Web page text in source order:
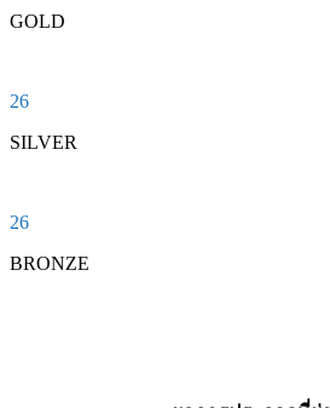
GOLD
26
SILVER
26
BRONZE